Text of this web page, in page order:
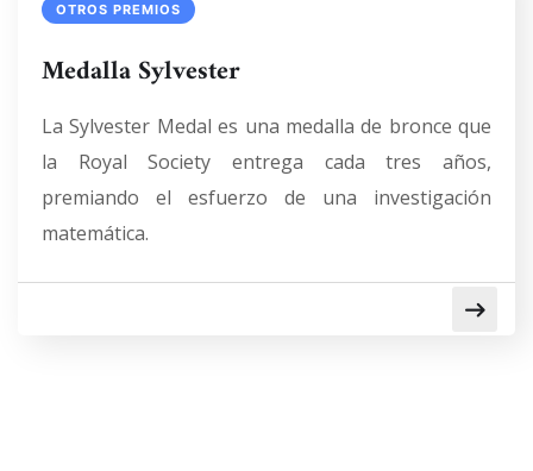
OTROS PREMIOS
Medalla Sylvester
La Sylvester Medal es una medalla de bronce que
la Royal Society entrega cada tres años,
premiando el esfuerzo de una investigación
matemática.